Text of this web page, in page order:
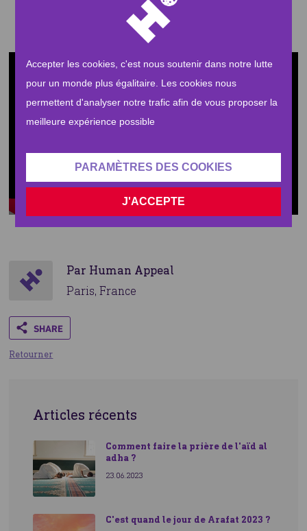
Accepter les cookies, c'est nous soutenir dans notre lutte
pour un monde plus égalitaire. Les cookies nous
permettent d'analyser notre trafic afin de vous proposer la
meilleure expérience possible
PARAMÈTRES DES COOKIES
J'ACCEPTE
JE SAUVE DES VIES EN SYRIE
Seek
Mute
Par Human Appeal
Paris, France
Retourner
Articles récents
Comment faire la prière de l'aïd al
adha ?
23.06.2023
C'est quand le jour de Arafat 2023 ?